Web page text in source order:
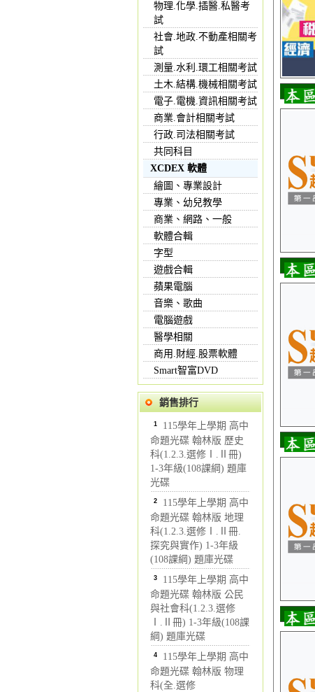
物理.化學.插醫.私醫考
試
社會.地政.不動產相關考
試
測量.水利.環工相關考試
土木.結構.機械相關考試
電子.電機.資訊相關考試
商業.會計相關考試
行政.司法相關考試
共同科目
XCDEX 軟體
繪圖、專業設計
專業、幼兒教學
商業、網路、一般
軟體合輯
字型
遊戲合輯
蘋果電腦
音樂、歌曲
電腦遊戲
醫學相關
商用.財經.股票軟體
Smart智富DVD
銷售排行
1 115學年上學期 高中
命題光碟 翰林版 歷史
科(1.2.3.選修Ⅰ.Ⅱ冊)
1-3年級(108課綱) 題庫
光碟
2 115學年上學期 高中
命題光碟 翰林版 地理
科(1.2.3.選修Ⅰ.Ⅱ冊.
探究與實作) 1-3年級
(108課綱) 題庫光碟
3 115學年上學期 高中
命題光碟 翰林版 公民
與社會科(1.2.3.選修
Ⅰ.Ⅱ冊) 1-3年級(108課
綱) 題庫光碟
4 115學年上學期 高中
命題光碟 翰林版 物理
科(全.選修